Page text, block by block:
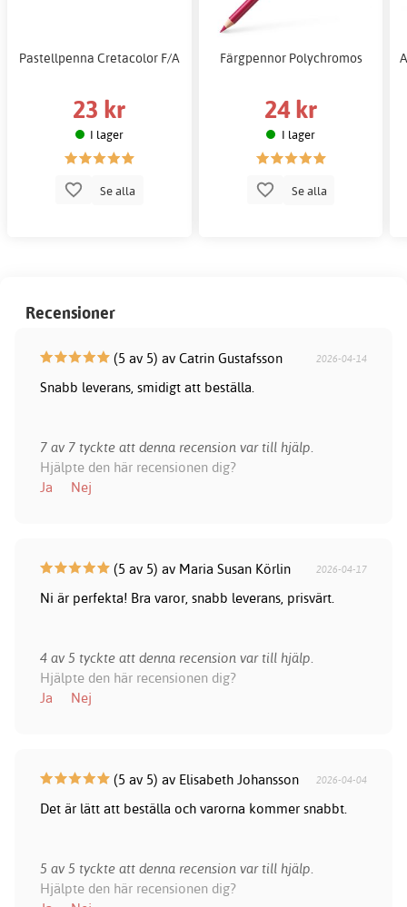
Pastellpenna Cretacolor F/A
23 kr
I lager
Se alla
Färgpennor Polychromos
24 kr
I lager
Se alla
Recensioner
(5 av 5) av Catrin Gustafsson 2026-04-14
Snabb leverans, smidigt att beställa.
7 av 7 tyckte att denna recension var till hjälp.
Hjälpte den här recensionen dig?
Ja
Nej
(5 av 5) av Maria Susan Körlin 2026-04-17
Ni är perfekta! Bra varor, snabb leverans, prisvärt.
4 av 5 tyckte att denna recension var till hjälp.
Hjälpte den här recensionen dig?
Ja
Nej
(5 av 5) av Elisabeth Johansson 2026-04-04
Det är lätt att beställa och varorna kommer snabbt.
5 av 5 tyckte att denna recension var till hjälp.
Hjälpte den här recensionen dig?